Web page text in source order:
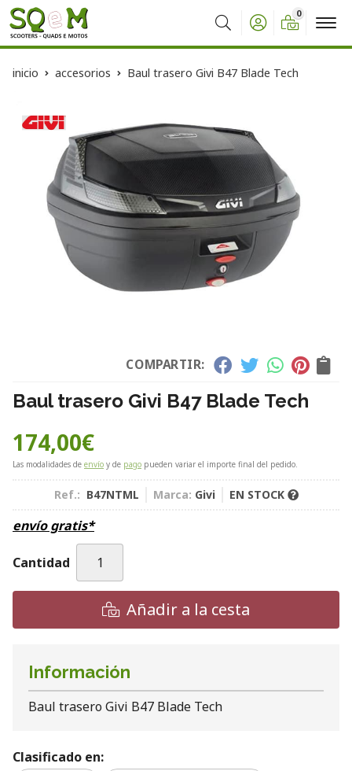
Buscar
0
inicio accesorios Baul trasero Givi B47 Blade Tech
COMPARTIR:
Baul trasero Givi B47 Blade Tech
174,00€
Las modalidades de envío y de pago pueden variar el importe final del pedido.
Ref.: B47NTML Marca: Givi EN STOCK
envío gratis*
Cantidad
Añadir a la cesta
Información
Baul trasero Givi B47 Blade Tech
Clasificado en: